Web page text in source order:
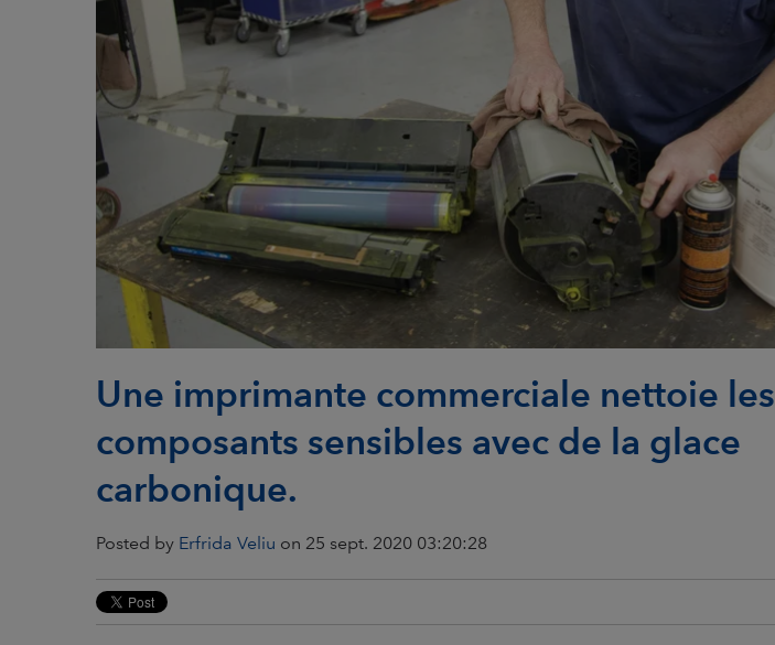
Une imprimante commerciale nettoie les
composants sensibles avec de la glace
carbonique.
Posted by Erfrida Veliu on 25 sept. 2020 03:20:28